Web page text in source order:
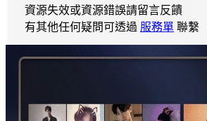
資源失效或資源錯誤請留言反饋
有其他任何疑問可透過 服務單 聯繫